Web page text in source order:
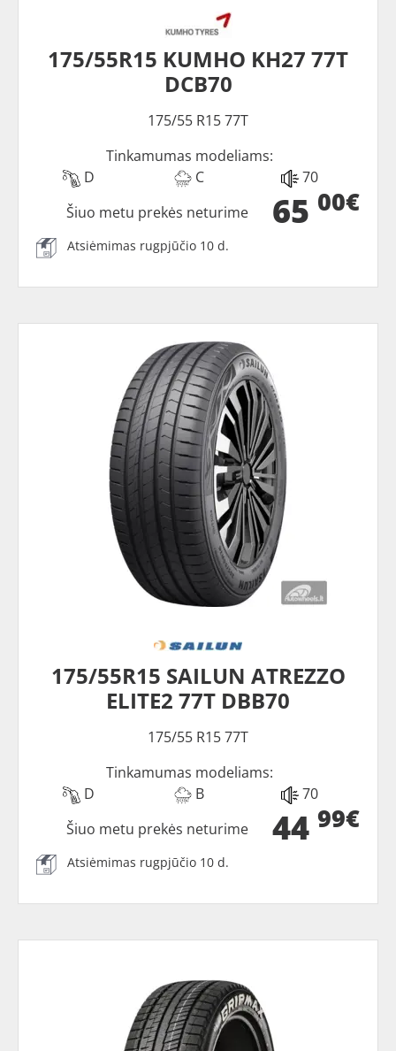
175/55R15 KUMHO KH27 77T
DCB70
175/55 R15 77T
Tinkamumas modeliams:
D
C 70
65 00€
Šiuo metu prekės neturime
Atsiėmimas rugpjūčio 10 d.
175/55R15 SAILUN ATREZZO
ELITE2 77T DBB70
175/55 R15 77T
Tinkamumas modeliams:
D
B 70
44 99€
Šiuo metu prekės neturime
Atsiėmimas rugpjūčio 10 d.